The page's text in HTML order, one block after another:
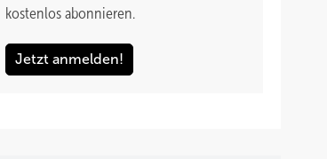
kostenlos abonnieren.
Jetzt anmelden!